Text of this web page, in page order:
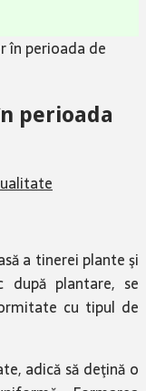
în perioada de
perioada
a tinerei plante şi
plantare, se
cu tipul de
adică să deţină o